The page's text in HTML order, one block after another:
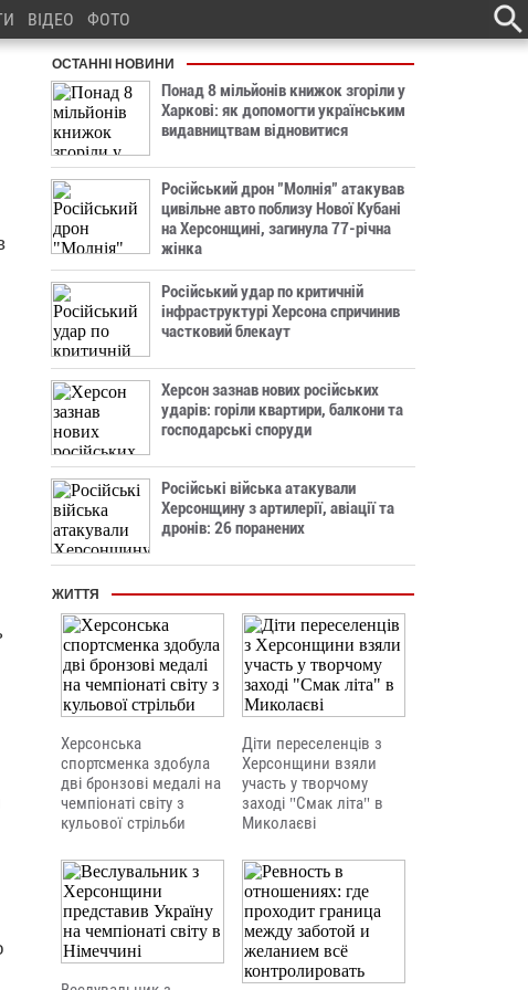
ВІДЕО ФОТО
ОСТАННІ НОВИНИ
Понад 8 мільйонів книжок згоріли у
Харкові: як допомогти українським
видавництвам відновитися
Російський дрон "Молнія" атакував
цивільне авто поблизу Нової Кубані
на Херсонщині, загинула 77-річна
жінка
Російський удар по критичній
інфраструктурі Херсона спричинив
частковий блекаут
Херсон зазнав нових російських
ударів: горіли квартири, балкони та
господарські споруди
Російські війська атакували
Херсонщину з артилерії, авіації та
дронів: 26 поранених
ЖИТТЯ
Херсонська
спортсменка здобула
дві бронзові медалі на
чемпіонаті світу з
кульової стрільби
Діти переселенців з
Херсонщини взяли
участь у творчому
заході "Смак літа" в
Миколаєві